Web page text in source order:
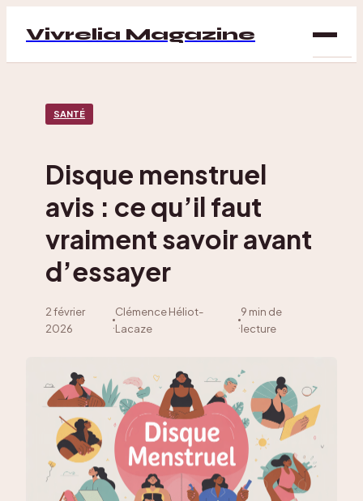
Vivrelia Magazine
SANTÉ
Disque menstruel
avis : ce qu’il faut
vraiment savoir avant
d’essayer
2 février
2026
·
Clémence Héliot-
Lacaze
·
9 min de
lecture